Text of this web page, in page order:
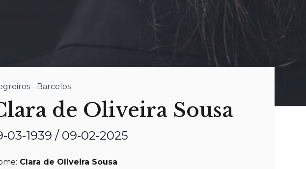
- Barcelos
de Oliveira Sousa
03-1939 / 09-02-2025
Clara de Oliveira Sousa